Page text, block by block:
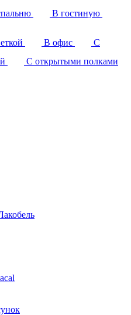
В гостиную
В офис
С
С открытыми полками